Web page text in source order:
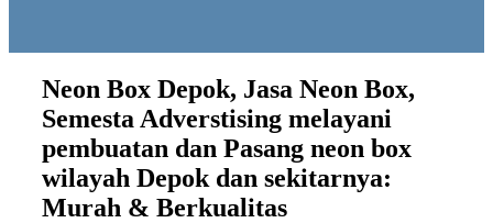
Neon Box Depok, Jasa Neon Box,
Semesta Adverstising melayani
pembuatan dan Pasang neon box
wilayah Depok dan sekitarnya:
Murah & Berkualitas